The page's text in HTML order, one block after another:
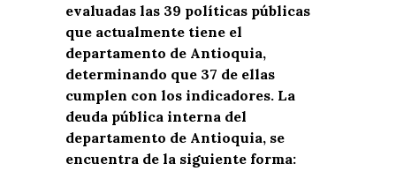
evaluadas las 39 políticas públicas
que actualmente tiene el
departamento de Antioquia,
determinando que 37 de ellas
cumplen con los indicadores. La
deuda pública interna del
departamento de Antioquia, se
encuentra de la siguiente forma: